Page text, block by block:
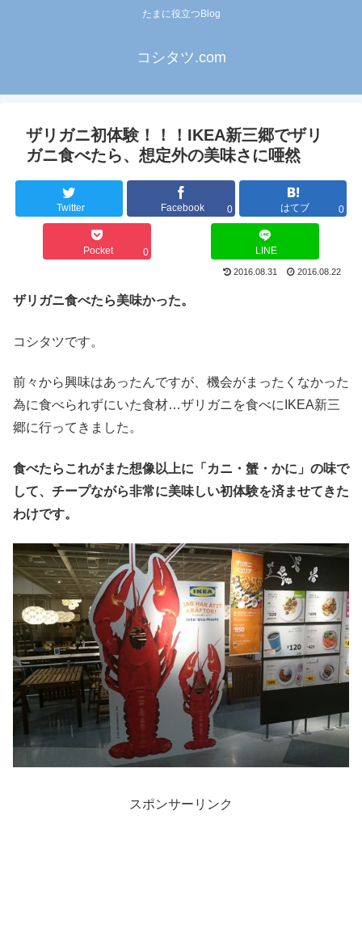
たまに役立つBlog
コシタツ.com
ザリガニ初体験！！！IKEA新三郷でザリ
ガニ食べたら、想定外の美味さに唖然
Twitter Facebook 0 はてブ 0
Pocket 0 LINE
2016.08.31 2016.08.22
ザリガニ食べたら美味かった。
コシタツです。
前々から興味はあったんですが、機会がまったくなかった
為に食べられずにいた食材…ザリガニを食べにIKEA新三
郷に行ってきました。
食べたらこれがまた想像以上に「カニ・蟹・かに」の味で
して、チープながら非常に美味しい初体験を済ませてきた
わけです。
スポンサーリンク